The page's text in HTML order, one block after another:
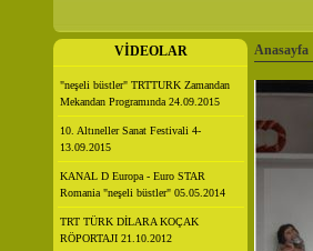
VİDEOLAR
"neşeli büstler" TRTTURK Zamandan
Mekandan Programında 24.09.2015
10. Altıneller Sanat Festivali 4-
13.09.2015
KANAL D Europa - Euro STAR
Romania "neşeli büstler" 05.05.2014
TRT TÜRK DİLARA KOÇAK
RÖPORTAJI 21.10.2012
Anasayfa